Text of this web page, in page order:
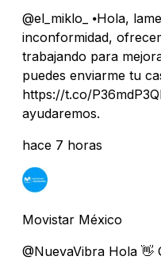
@el_miklo_ ⦁Hola,
inconformidad,
trabajando para
puedes enviarme tu
https://t.co/
ayudaremos.
hace 7 horas
Movistar México
@NuevaVibra Hola